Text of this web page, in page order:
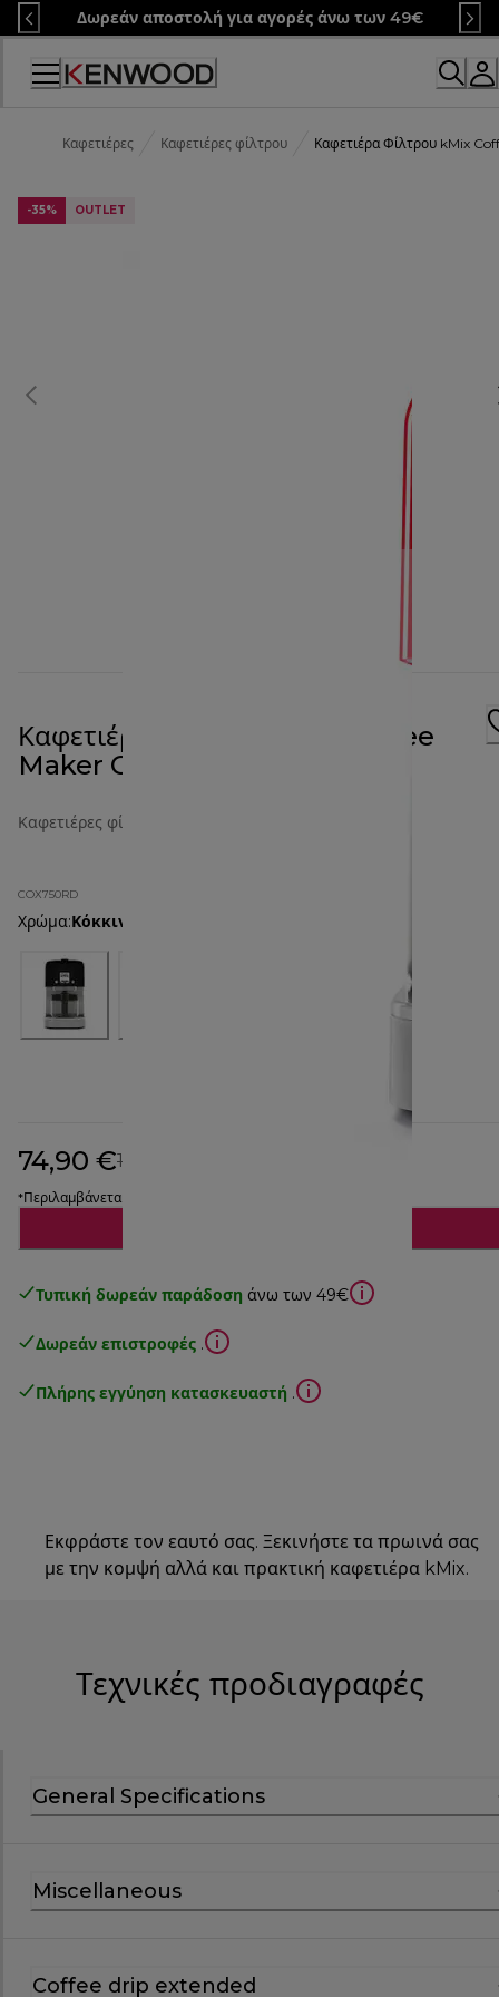
Skip
to
Content
Δωρεάν αποστολή για αγορές άνω των 49€
Καφετιέρες Καφετιέρες φίλτρου Καφετιέρα Φίλτρου kMix
-35% OUTLET
Καφετιέρα Φίλτρου kMix Coffee
Maker COX750RD, κόκκινη
Καφετιέρες φίλτρου
COX750RD
Χρώμα:Κόκκινο
74,90 €114,90 €
*Περιλαμβάνεται ΦΠΑ
Τυπική δωρεάν παράδοση άνω των 49€
Δωρεάν επιστροφές .
Πλήρης εγγύηση κατασκευαστή .
Εκφράστε τον εαυτό σας. Ξεκινήστε τα πρωινά σας
με την κομψή αλλά και πρακτική καφετιέρα kMix.
Τεχνικές προδιαγραφές
General Specifications
Miscellaneous
Coffee drip extended